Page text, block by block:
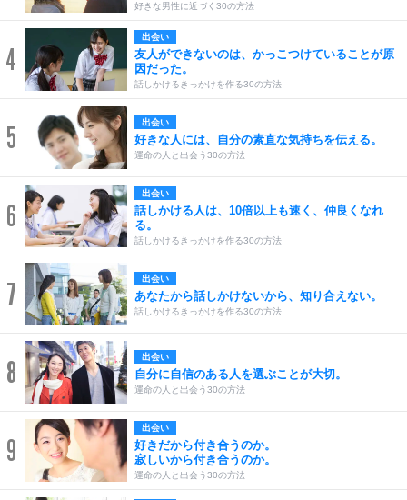
好きな男性に近づく30の方法
4
出会い
友人ができないのは、かっこつけていることが原
因だった。
話しかけるきっかけを作る30の方法
5 出会い
好きな人には、自分の素直な気持ちを伝える。
運命の人と出会う30の方法
6
出会い
話しかける人は、10倍以上も速く、仲良くなれ
る。
話しかけるきっかけを作る30の方法
7 出会い
あなたから話しかけないから、知り合えない。
話しかけるきっかけを作る30の方法
8 出会い
自分に自信のある人を選ぶことが大切。
運命の人と出会う30の方法
9
出会い
好きだから付き合うのか。
寂しいから付き合うのか。
運命の人と出会う30の方法